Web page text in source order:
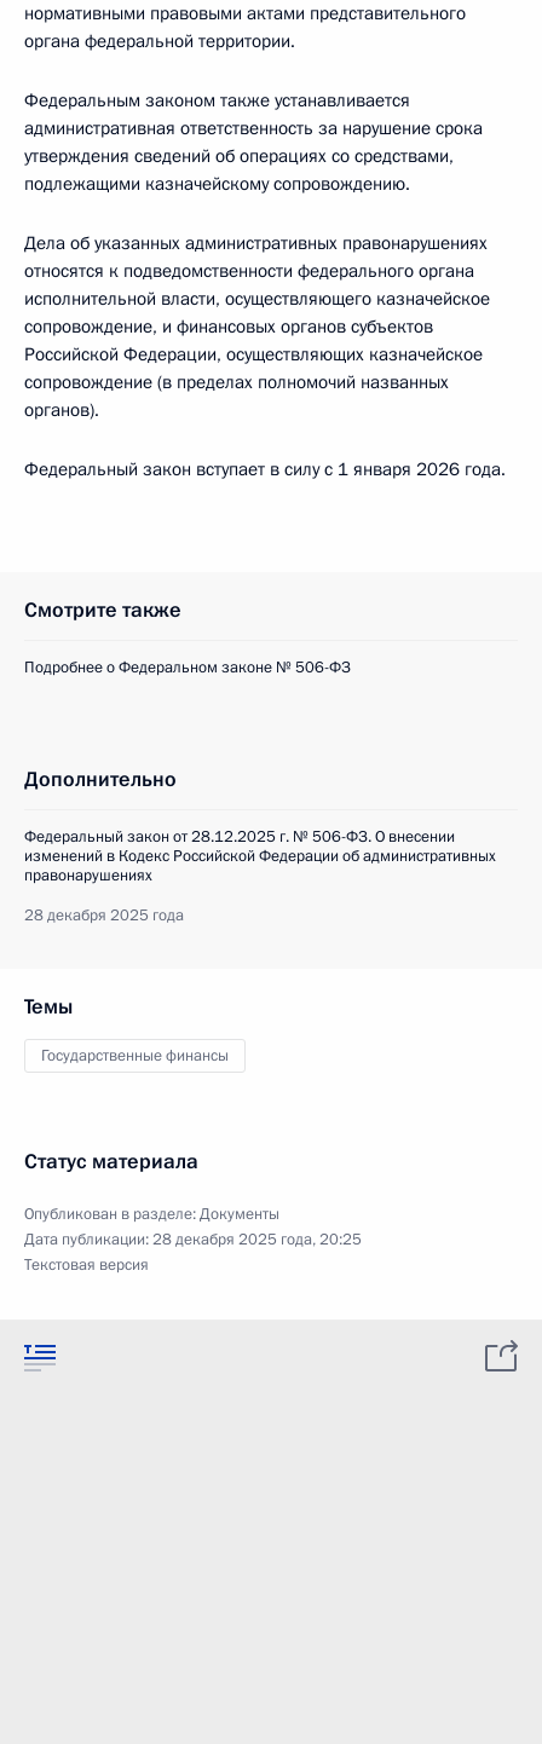
нормативными правовыми актами представительного
органа федеральной территории.
Федеральным законом также устанавливается
административная ответственность за нарушение срока
утверждения сведений об операциях со средствами,
подлежащими казначейскому сопровождению.
Дела об указанных административных правонарушениях
относятся к подведомственности федерального органа
исполнительной власти, осуществляющего казначейское
сопровождение, и финансовых органов субъектов
Российской Федерации, осуществляющих казначейское
сопровождение (в пределах полномочий названных
органов).
Федеральный закон вступает в силу с 1 января 2026 года.
Смотрите также
Подробнее о Федеральном законе № 506-ФЗ
Дополнительно
Федеральный закон от 28.12.2025 г. № 506-ФЗ. О внесении
изменений в Кодекс Российской Федерации об административных
правонарушениях
28 декабря 2025 года
Темы
Государственные финансы
Статус материала
Опубликован в разделе:Документы
Дата публикации:28 декабря 2025 года, 20:25
Текстовая версия